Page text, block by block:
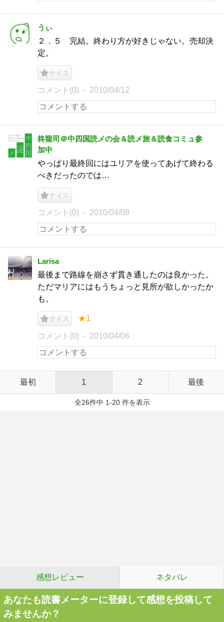
うぃ
２．５ 完結。終わり方が好きじゃない。売却決
定。
ナイス
コメント(0) 2010/04/12
柊龍司＠中四国読メの会＆読メ旅＆読食コミュ参
加中
やっぱり最終回にはユリアを使ってあげて終わる
べきだったのでは…
ナイス
コメント(0) 2010/04/08
Larisa
最後まで路線を崩さず貫き通したのは良かった。
ただマリアにはもうちょっと見所が欲しかったか
も。
ナイス ★1
コメント(0) 2010/04/06
最初 1 2 最後
全26件中 1-20 件を表示
感想レビュー ネタバレ
あなたも読書メーターに登録して感想を投稿して
みませんか？